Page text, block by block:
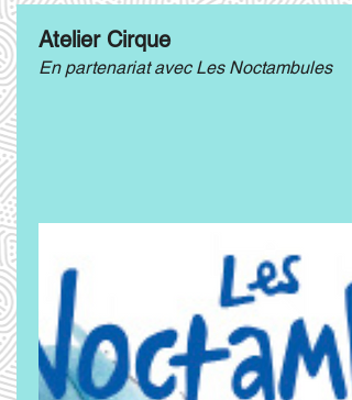
Atelier Cirque
En partenariat avec Les Noctambules